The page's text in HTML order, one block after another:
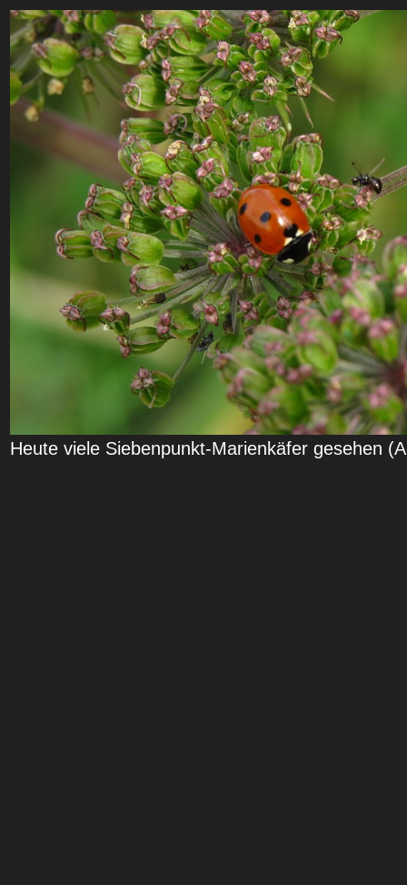
Heute viele Siebenpunkt-Marienkäfer gesehen